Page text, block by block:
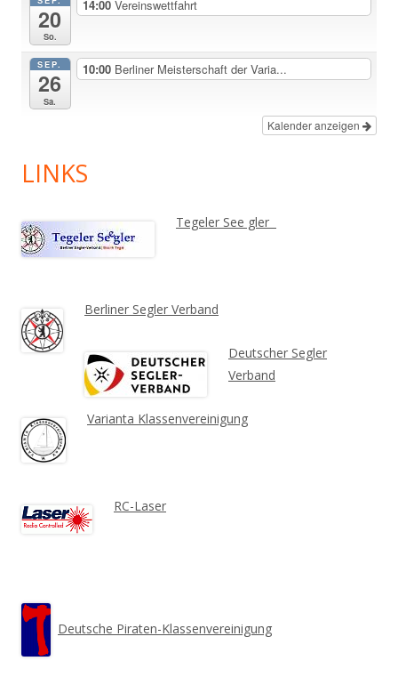
20
So.
14:00 Vereinswettfahrt
SEP.
26
Sa.
10:00 Berliner Meisterschaft der Varia...
Kalender anzeigen
LINKS
Tegeler See gler
Berliner Segler Verband
Deutscher Segler
Verband
Varianta Klassenvereinigung
RC-Laser
Deutsche Piraten-Klassenvereinigung